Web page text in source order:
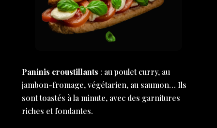
Paninis croustillants : au poulet curry, au
jambon-fromage, végétarien, au saumon… Ils
sont toastés à la minute, avec des garnitures
riches et fondantes.